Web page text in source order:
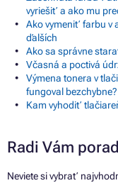
vyriešiť a ako mu
Ako vymeniť farbu v
ďalších
Ako sa správne
Včasná a poctivá
Výmena tonera v
fungoval bezchybne?
Kam vyhodiť
Radi Vám
Neviete si vybrať